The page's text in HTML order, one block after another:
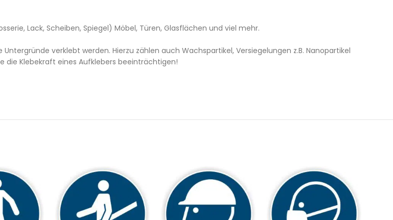
Lack, Scheiben, Spiegel) Möbel, Türen, Glasflächen und viel mehr.
verklebt werden. Hierzu zählen auch Wachspartikel, Versiegelungen z.B. Nanopartikel
die Klebekraft eines Aufklebers beeinträchtigen!